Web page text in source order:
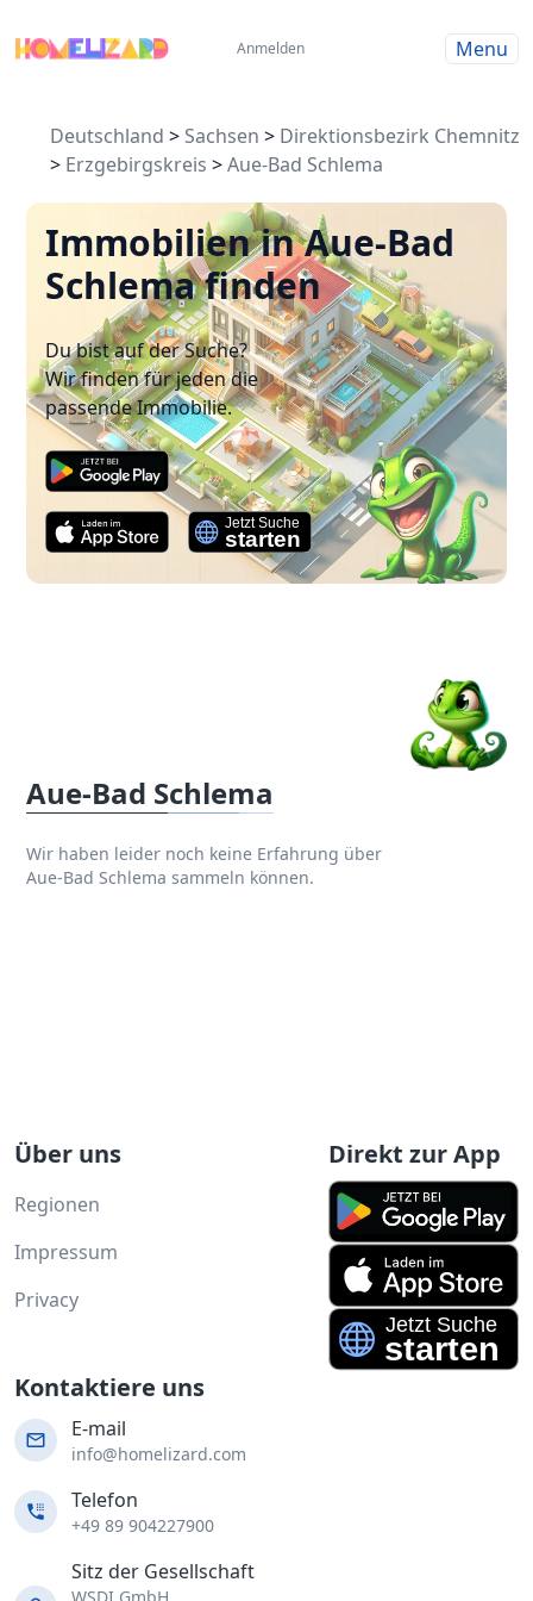
Anmelden Menu
Deutschland > Sachsen > Direktionsbezirk Chemnitz
> Erzgebirgskreis >Aue-Bad Schlema
Immobilien in Aue-Bad
Schlema finden
Du bist auf der Suche?
Wir finden für jeden die
passende Immobilie.
Aue-Bad Schlema
Wir haben leider noch keine Erfahrung über
Aue-Bad Schlema sammeln können.
Über uns
Regionen
Impressum
Privacy
Direkt zur App
Kontaktiere uns
E-mail
info@homelizard.com
Telefon
+49 89 904227900
Sitz der Gesellschaft